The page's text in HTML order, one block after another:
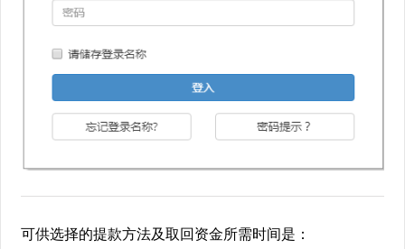
可供选择的提款方法及取回资金所需时间是：